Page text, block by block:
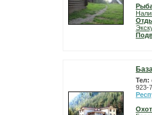
Тел:
923-